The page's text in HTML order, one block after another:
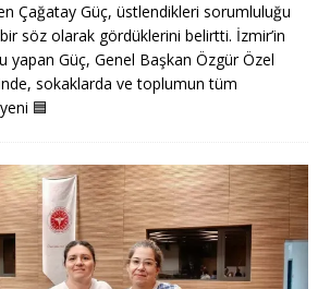
Çağatay Güç, üstlendikleri sorumluluğu
söz olarak gördüklerini belirtti. İzmir’in
yapan Güç, Genel Başkan Özgür Özel
sokaklarda ve toplumun tüm
🟦